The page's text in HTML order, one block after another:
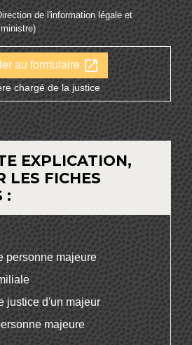
de l'information légale et
au formulaire open_in_new
chargé de la justice
EXPLICATION,
LES FICHES
:
personne majeure
justice d'un majeur
majeure